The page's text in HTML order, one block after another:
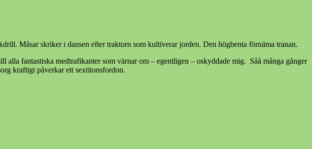
Måsar skriker i dansen efter traktorn som kultiverar jorden. Den högbenta förnäma tranan.
fantastiska medtrafikanter som värnar om – egentligen – oskyddade mig. Såå många gånger
kraftigt påverkar ett sextitonsfordon.